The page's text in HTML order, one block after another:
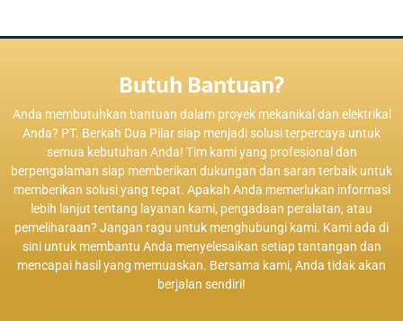
Butuh Bantuan?
Anda membutuhkan bantuan dalam proyek mekanikal dan elektrikal
Anda? PT. Berkah Dua Pilar siap menjadi solusi terpercaya untuk
semua kebutuhan Anda! Tim kami yang profesional dan
berpengalaman siap memberikan dukungan dan saran terbaik untuk
memberikan solusi yang tepat. Apakah Anda memerlukan informasi
lebih lanjut tentang layanan kami, pengadaan peralatan, atau
pemeliharaan? Jangan ragu untuk menghubungi kami. Kami ada di
sini untuk membantu Anda menyelesaikan setiap tantangan dan
mencapai hasil yang memuaskan. Bersama kami, Anda tidak akan
berjalan sendiri!